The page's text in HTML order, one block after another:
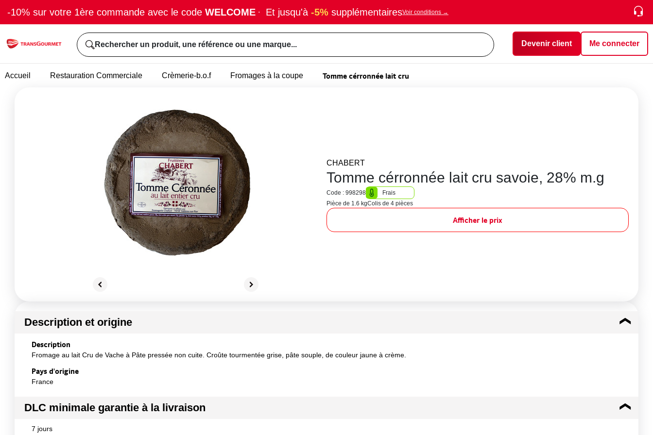
-10% sur votre 1ère commande avec le code WELCOME · Et jusqu'à -5% supplémentairesVoir conditions →
Rechercher un produit, une référence ou une marque... Devenir client Me connecter
Accueil Restauration Commerciale Crèmerie-b.o.f Fromages à la coupe Tomme cérronnée lait cru
CHABERT
Tomme cérronnée lait cru savoie, 28% m.g
Code : 998298
Frais
Pièce de 1.6 kgColis de 4 pièces
Afficher le prix
Description et origine
Description
Fromage au lait Cru de Vache à Pâte pressée non cuite. Croûte tourmentée grise, pâte souple, de couleur jaune à crème.
Pays d'origine
France
DLC minimale garantie à la livraison
7 jours